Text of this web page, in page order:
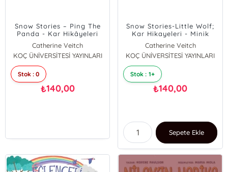
Snow Stories – Ping The
Panda - Kar Hikâyeleri
;Panda Ping İngilizce
Öğreniyorum (İngilizce-
Türkçe)
Catherine Veitch
KOÇ ÜNİVERSİTESİ YAYINLARI
Stok : 0
₺140,00
Snow Stories-Little Wolf;
Kar Hikayeleri - Minik
Catherine Veitch
KOÇ ÜNİVERSİTESİ YAYINLARI
Stok : 1+
₺140,00
Sepete Ekle